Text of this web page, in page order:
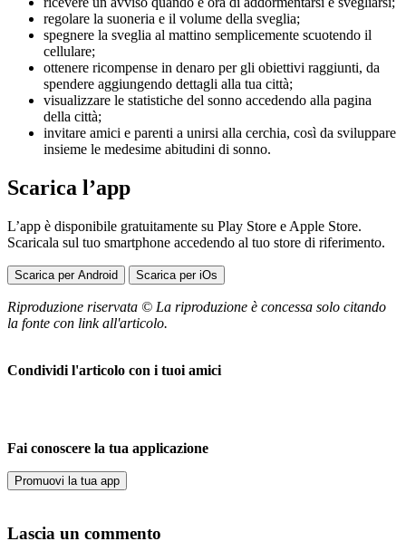
regolare la suoneria e il volume della sveglia;
spegnere la sveglia al mattino semplicemente scuotendo il
cellulare;
ottenere ricompense in denaro per gli obiettivi raggiunti, da
spendere aggiungendo dettagli alla tua città;
visualizzare le statistiche del sonno accedendo alla pagina
della città;
invitare amici e parenti a unirsi alla cerchia, così da sviluppare
insieme le medesime abitudini di sonno.
Scarica l’app
L’app è disponibile gratuitamente su Play Store e Apple Store.
Scaricala sul tuo smartphone accedendo al tuo store di riferimento.
Scarica per Android Scarica per iOs
Riproduzione riservata © La riproduzione è concessa solo citando
la fonte con link all'articolo.
Condividi l'articolo con i tuoi amici
Fai conoscere la tua applicazione
Promuovi la tua app
Lascia un commento